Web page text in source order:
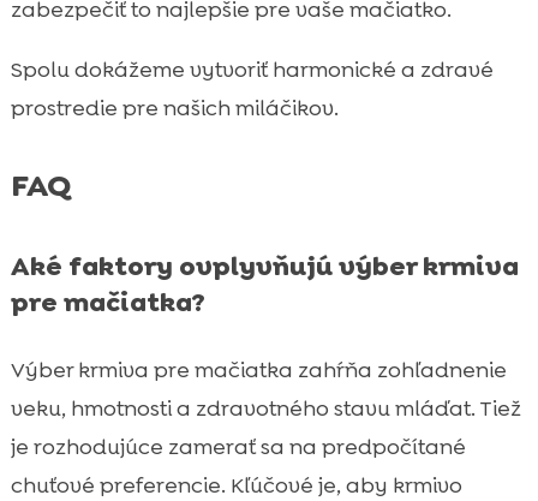
zabezpečiť to najlepšie pre vaše mačiatko.
Spolu dokážeme vytvoriť harmonické a zdravé
prostredie pre našich miláčikov.
FAQ
Aké faktory ovplyvňujú výber krmiva
pre mačiatka?
Výber krmiva pre mačiatka zahŕňa zohľadnenie
veku, hmotnosti a zdravotného stavu mláďat. Tiež
je rozhodujúce zamerať sa na predpočítané
chuťové preferencie. Kľúčové je, aby krmivo